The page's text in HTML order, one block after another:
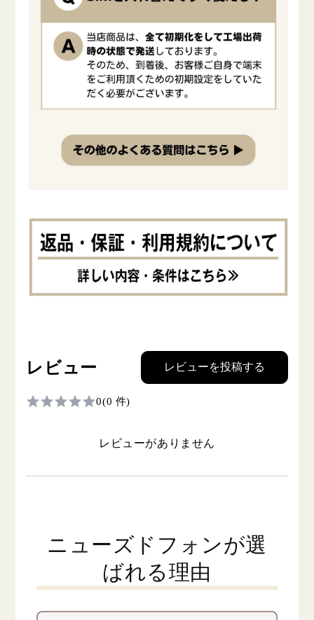
レビュー レビューを投稿する
0(0 件)
レビューがありません
ニューズドフォンが選
ばれる理由